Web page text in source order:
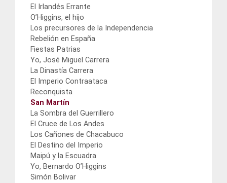
El Irlandés Errante
O’Higgins, el hijo
Los precursores de la Independencia
Rebelión en España
Fiestas Patrias
Yo, José Miguel Carrera
La Dinastía Carrera
El Imperio Contraataca
Reconquista
San Martín
La Sombra del Guerrillero
El Cruce de Los Andes
Los Cañones de Chacabuco
El Destino del Imperio
Maipú y la Escuadra
Yo, Bernardo O’Higgins
Simón Bolivar